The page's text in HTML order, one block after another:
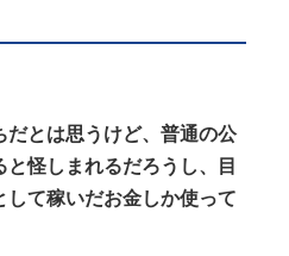
だとは思うけど、普通の公
怪しまれるだろうし、目
して稼いだお金しか使って